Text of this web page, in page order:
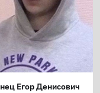
Егор Денисович